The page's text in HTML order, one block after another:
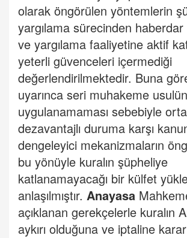
olarak öngörülen yöntemlerin
yargılama sürecinden
ve yargılama faaliyetine aktif
yeterli güvenceleri içermediği
değerlendirilmektedir. Buna
uyarınca seri muhakeme
uygulanamaması sebebiyle
dezavantajlı duruma karşı
dengeleyici mekanizmaların
bu yönüyle kuralın şüpheliye
katlanamayacağı bir külfet
anlaşılmıştır. Anayasa
açıklanan gerekçelerle kuralın
aykırı olduğuna ve iptaline